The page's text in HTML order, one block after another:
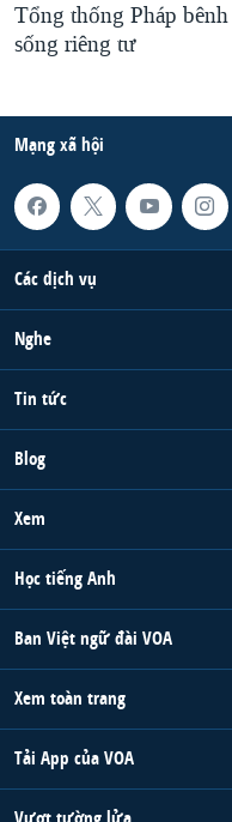
Tổng thống Pháp
sống riêng tư
Mạng xã hội
Các dịch vụ
Nghe
Tin tức
Blog
Xem
Học tiếng Anh
Ban Việt ngữ đài VOA
Xem toàn trang
Tải App của VOA